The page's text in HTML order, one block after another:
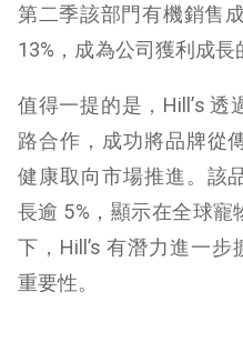
第二季該部門有機銷售
13%，成為公司獲利成長
值得一提的是，Hill’s
路合作，成功將品牌從
健康取向市場推進。該
長逾 5%，顯示在全球
下，Hill’s 有潛力進一
重要性。